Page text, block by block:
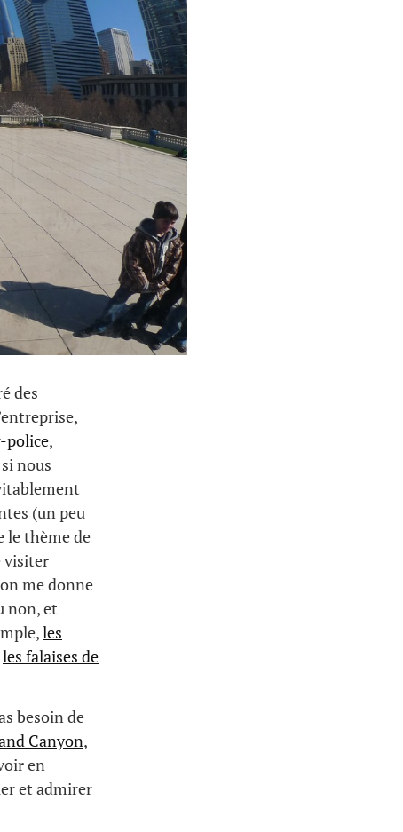
des
police,
nous
(un peu
le thème de
visiter
me donne
non, et
les
les falaises de
besoin de
Canyon,
en
et admirer